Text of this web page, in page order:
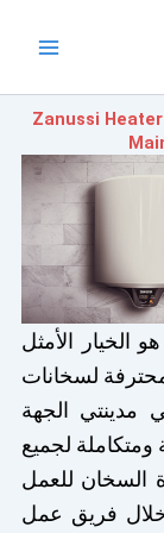
مركز صيانة سخان زانوسي في مدينتي 16062 Zanussi Heater
الخيار الأمثل
لسخانات
مدينتي الجهة
ومتكاملة لجميع
السخان للعمل
فريق عمل